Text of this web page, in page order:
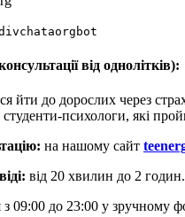
від однолітків):
йти до дорослих через
психологи, які
на нашому сайт
від 20 хвилин до 2 годин.
09:00 до 23:00 у зручному